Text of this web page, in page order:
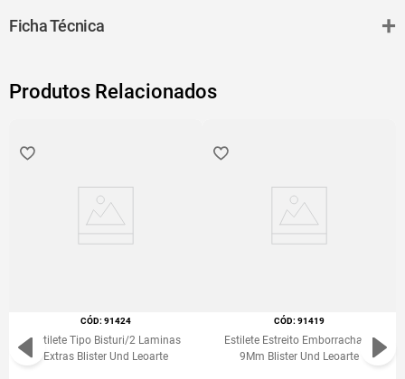
Ficha Técnica +
Produtos Relacionados
:91424
Estilete Tipo Bisturi/2 Laminas
Extras Blister Und Leoarte
:91419
Estilete Estreito Emborrachado
9Mm Blister Und Leoarte